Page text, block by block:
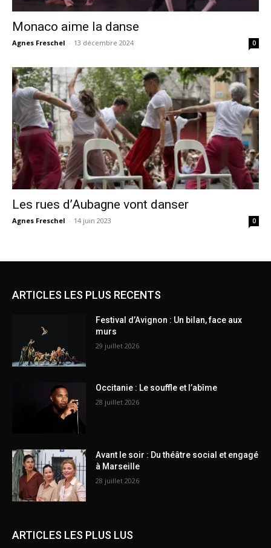
Monaco aime la danse
Agnes Freschel - 13 décembre 2024 0
Les rues d’Aubagne vont danser
Agnes Freschel - 14 juin 2023 0
ARTICLES LES PLUS RECENTS
Festival d’Avignon : Un bilan, face aux
murs
29 juillet 2026
Occitanie : Le souffle et l’abîme
28 juillet 2026
Avant le soir : Du théâtre social et engagé
à Marseille
28 juillet 2026
ARTICLES LES PLUS LUS